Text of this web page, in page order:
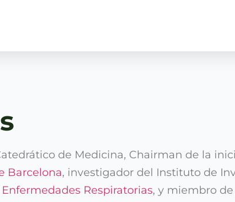
de Medicina, Chairman de la
Barcelona, investigador del Instituto de
Enfermedades Respiratorias, y miembro de